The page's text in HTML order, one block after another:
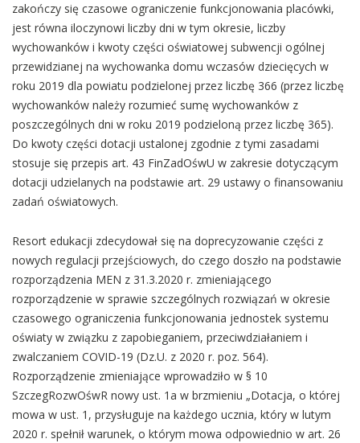
zakończy się czasowe ograniczenie funkcjonowania placówki,
jest równa iloczynowi liczby dni w tym okresie, liczby
wychowanków i kwoty części oświatowej subwencji ogólnej
przewidzianej na wychowanka domu wczasów dziecięcych w
roku 2019 dla powiatu podzielonej przez liczbę 366 (przez liczbę
wychowanków należy rozumieć sumę wychowanków z
poszczególnych dni w roku 2019 podzieloną przez liczbę 365).
Do kwoty części dotacji ustalonej zgodnie z tymi zasadami
stosuje się przepis art. 43 FinZadOśwU w zakresie dotyczącym
dotacji udzielanych na podstawie art. 29 ustawy o finansowaniu
zadań oświatowych.
Resort edukacji zdecydował się na doprecyzowanie części z
nowych regulacji przejściowych, do czego doszło na podstawie
rozporządzenia MEN z 31.3.2020 r. zmieniającego
rozporządzenie w sprawie szczególnych rozwiązań w okresie
czasowego ograniczenia funkcjonowania jednostek systemu
oświaty w związku z zapobieganiem, przeciwdziałaniem i
zwalczaniem COVID-19 (Dz.U. z 2020 r. poz. 564).
Rozporządzenie zmieniające wprowadziło w § 10
SzczegRozwOśwR nowy ust. 1a w brzmieniu „Dotacja, o której
mowa w ust. 1, przysługuje na każdego ucznia, który w lutym
2020 r. spełnił warunek, o którym mowa odpowiednio w art. 26